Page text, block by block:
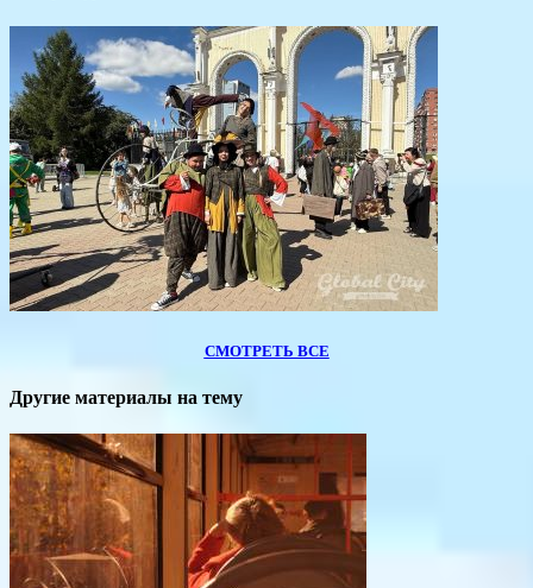
СМОТРЕТЬ ВСЕ
Другие материалы на тему